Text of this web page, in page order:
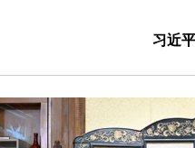
习近